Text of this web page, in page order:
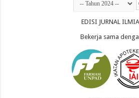
EDISI JURNAL
Bekerja sama